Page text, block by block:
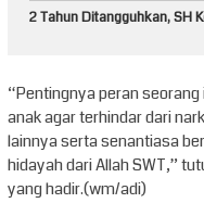
2 Tahun Ditangguhkan, SH
“Pentingnya peran
anak agar terhindar dari
lainnya serta senantiasa
hidayah dari Allah SWT,”
yang hadir.(wm/adi)